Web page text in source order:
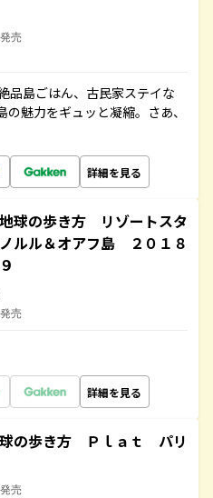
売
品島ごはん、古民家ステイな
魅力をギュッと凝縮。さあ、
詳細を見る
球の歩き方 リゾートスタ
ルル＆オアフ島 ２０１８
売
詳細を見る
の歩き方 Ｐｌａｔ パリ
売